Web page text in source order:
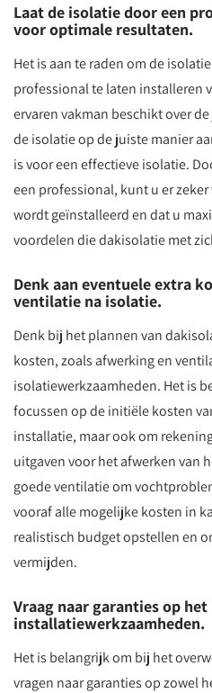
Laat de isolatie door een
voor optimale resultaten.
Het is aan te raden om de
professional te laten installeren
ervaren vakman beschikt over
de isolatie op de juiste manier
is voor een effectieve isolatie.
een professional, kunt u er
wordt geïnstalleerd en dat u
voordelen die dakisolatie met
Denk aan eventuele extra
ventilatie na isolatie.
Denk bij het plannen van
kosten, zoals afwerking en
isolatiewerkzaamheden. Het is
focussen op de initiële kosten
installatie, maar ook om
uitgaven voor het afwerken van
goede ventilatie om
vooraf alle mogelijke kosten in
realistisch budget opstellen en
vermijden.
Vraag naar garanties op
installatiewerkzaamheden.
Het is belangrijk om bij het
vragen naar garanties op zowel